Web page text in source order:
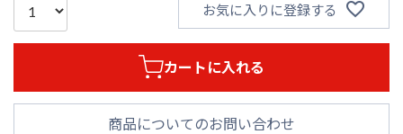
お気に入りに登録する
カートに入れる
商品についてのお問い合わせ